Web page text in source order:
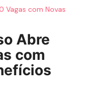
Vagas com Novas
Abre
com